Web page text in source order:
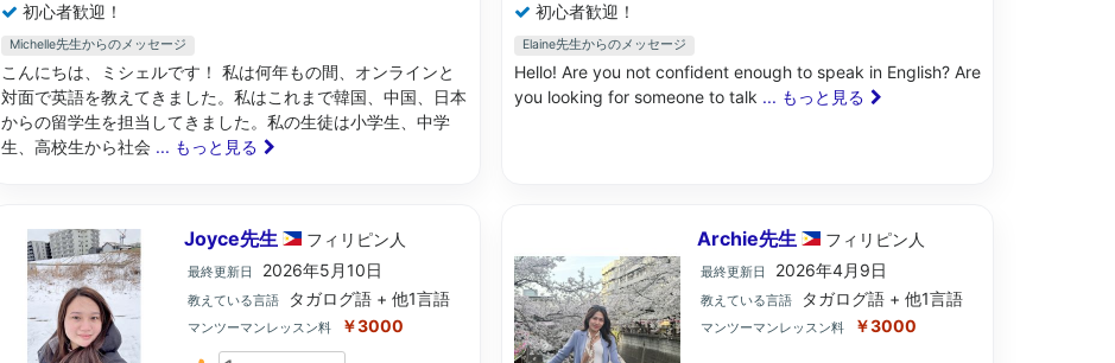
初心者歓迎！
Michelle先生からのメッセージ
こんにちは、ミシェルです！ 私は何年もの間、オンラインと
対面で英語を教えてきました。私はこれまで韓国、中国、日本
からの留学生を担当してきました。私の生徒は小学生、中学
生、高校生から社会 ... もっと見る
初心者歓迎！
Elaine先生からのメッセージ
Hello! Are you not confident enough to speak in English? Are
you looking for someone to talk ... もっと見る
Joyce先生 フィリピン 人
最終更新日 2026年5月10日
教えている言語 タガログ語 + 他1言語
マンツーマンレッスン料 ￥3000
Archie先生 フィリピン 人
最終更新日 2026年4月9日
教えている言語 タガログ語 + 他1言語
マンツーマンレッスン料 ￥3000